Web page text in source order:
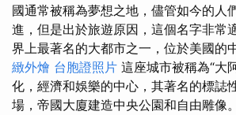
國通常被稱為夢想之地，儘管如今的人
進，但是出於旅遊原因，這個名字非常
界上最著名的大都市之一，位於美國的
緻外燴 台胞證照片 這座城市被稱為“大
化，經濟和娛樂的中心，其著名的標誌
場，帝國大廈建造中央公園和自由雕像。